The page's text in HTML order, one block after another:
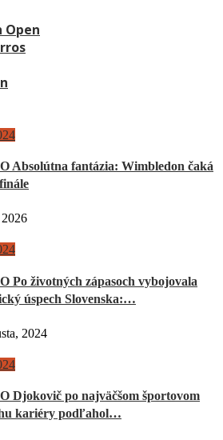
Open
Absolútna fantázia: Wimbledon čaká
Po životných zápasoch vybojovala
úspech Slovenska:…
2024
Djokovič po najväčšom športovom
kariéry podľahol…